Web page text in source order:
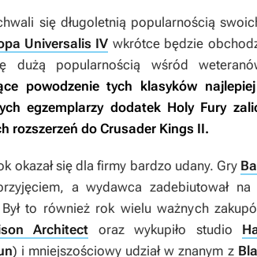
się długoletnią popularnością
Universalis IV wkrótce będzie
dużą popularnością wśród
powodzenie tych klasyków
egzemplarzy dodatek Holy Fury
rozszerzeń do Crusader Kings II.
okazał się dla firmy bardzo udany. Gry
a wydawca zadebiutował
to również rok wielu ważnych
Architect oraz wykupiło studio
) i mniejszościowy udział w znanym z